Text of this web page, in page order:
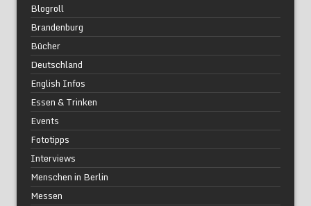
Blogroll
Brandenburg
Bücher
Deutschland
English Infos
Essen & Trinken
Events
Fototipps
Interviews
Menschen in Berlin
Messen